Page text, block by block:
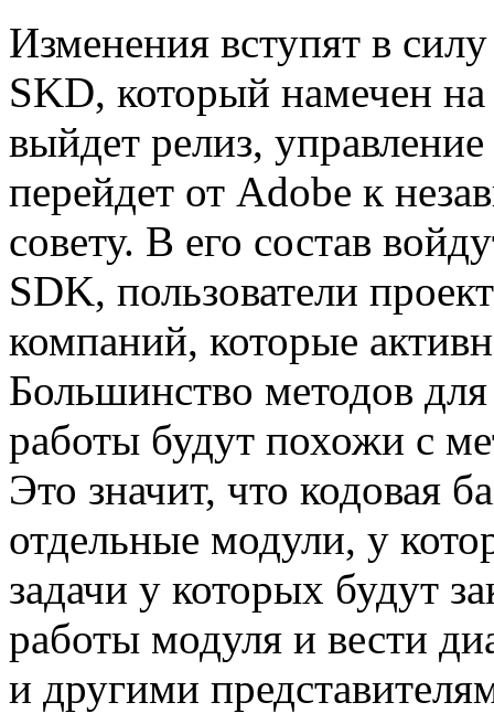
Изменения вступят в
SKD, который намечен
выйдет релиз,
перейдет от Adobe к
совету. В его состав
SDK, пользователи
компаний, которые
Большинство методов
работы будут похожи с
Это значит, что кодовая
отдельные модули, у
задачи у которых будут
работы модуля и вести
и другими